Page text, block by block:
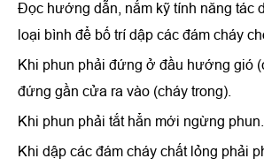
Đọc hướng dẫn, nắm kỹ tính năng tác
loại bình để bố trí dập các đám cháy
Khi phun phải đứng ở đầu hướng gió
đứng gần cửa ra vào (cháy trong).
Khi phun phải tắt hẳn mới ngừng phun.
Khi dập các đám cháy chất lỏng phải